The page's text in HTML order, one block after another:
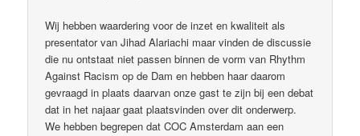
Wij hebben waardering voor de inzet en kwaliteit als
presentator van Jihad Alariachi maar vinden de discussie
die nu ontstaat niet passen binnen de vorm van Rhythm
Against Racism op de Dam en hebben haar daarom
gevraagd in plaats daarvan onze gast te zijn bij een debat
dat in het najaar gaat plaatsvinden over dit onderwerp.
We hebben begrepen dat COC Amsterdam aan een